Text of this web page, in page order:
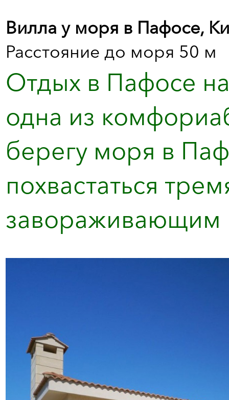
Вилла у моря в Пафосе,
Расстояние до моря 50 м
Отдых в Пафосе
одна из
берегу моря в
похвастаться
завораживающим